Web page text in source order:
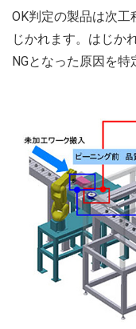
OK判定の製品は次工
じかれます。はじか
NGとなった原因を特